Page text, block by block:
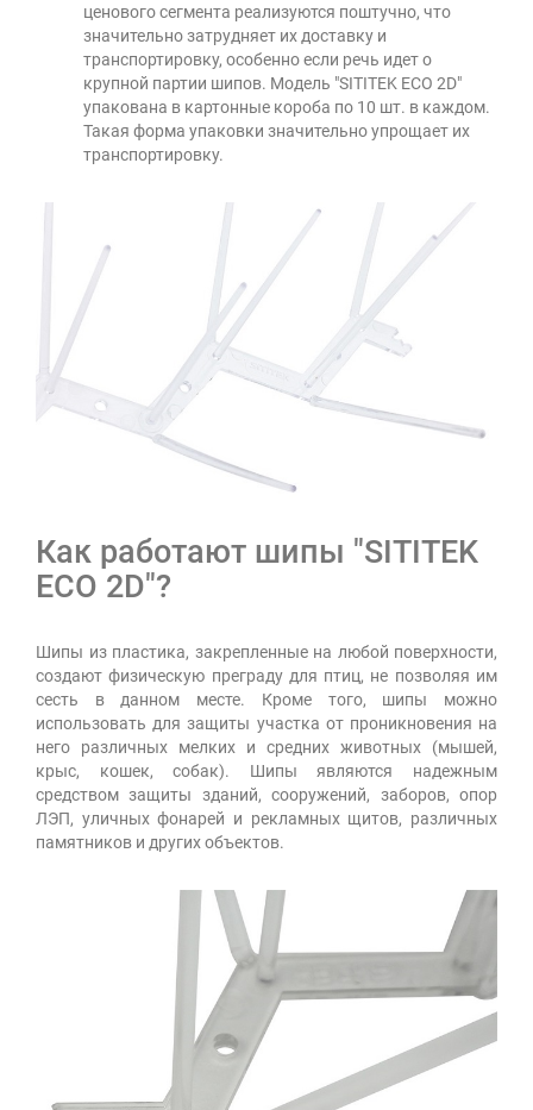
ценового сегмента реализуются поштучно, что
значительно затрудняет их доставку и
транспортировку, особенно если речь идет о
крупной партии шипов. Модель "SITITEK ECO 2D"
упакована в картонные короба по 10 шт. в каждом.
Такая форма упаковки значительно упрощает их
транспортировку.
Как работают шипы "SITITEK
ECO 2D"?
Шипы из пластика, закрепленные на любой поверхности,
создают физическую преграду для птиц, не позволяя им
сесть в данном месте. Кроме того, шипы можно
использовать для защиты участка от проникновения на
него различных мелких и средних животных (мышей,
крыс, кошек, собак). Шипы являются надежным
средством защиты зданий, сооружений, заборов, опор
ЛЭП, уличных фонарей и рекламных щитов, различных
памятников и других объектов.